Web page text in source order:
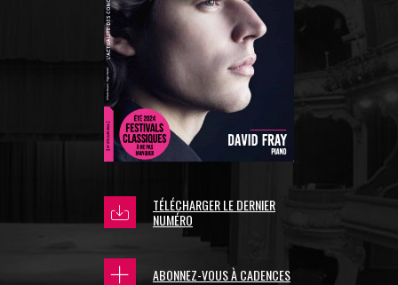
TÉLÉCHARGER LE DERNIER
NUMÉRO
ABONNEZ-VOUS À CADENCES